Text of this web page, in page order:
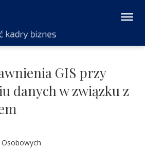
GIS przy
danych w związku z